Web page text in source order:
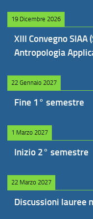
19 Dicembre 2026
XIII Convegno
Antropologia
22 Gennaio 2027
Fine 1° semestre
1 Marzo 2027
Inizio 2° semestre
22 Marzo 2027
Discussioni lauree